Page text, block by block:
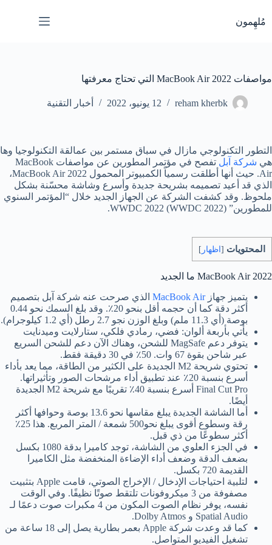
إلى
المحتوى
مُلهِمون
مواصفات MacBook Air 2022 التي تحتاج معرفتها
reham kherbk 12 يونيو، 2022 أخبار التقنية
التطور التكنولوجي مازال في سباق مستمر بين عمالقة التكنولوجيا وها
هي شركة آبل
تفصح في مؤتمر المطورين عن مواصفات MacBook
Air. حيث أنها أطلقت رسمياً الكمبيوتر المحمول MacBook Air 2022،
الذي قد أعيد تصميمه بشريحة جديدة وأسرع وشاشة محسّنة بشكل
ملحوظ. وقد كشفت الشركة عن الجهاز الجديد خلال “المؤتمر السنوي
للمطورين” WWDC 2022 (WWDC 2022).
المحتويات [ اظهار ]
MacBook Air 2022 ما الجديد
يتميز جهاز MacBook Air
الذي صرحت عنه شركة آبل بتصميم
أكثر دقة كما أن حجمه أقل بنحو 20٪. وقد بلغ السمك نحو 0.44
بوصة (أي 11.3 ملم) وبلغ الوزن نجو 2.7 رطل (أي 1.2 كيلوجرام).
يأتي بأربعة ألوان: فضي، رمادي فلكي، ستارلايت وميدنايت
يتوفر دعم MagSafe للشحن، وهناك الآن دعم للشحن السريع
عبر شاحن بقوة 67 وات. 50٪ في 30 دقيقة فقط.
تحتوي شريحة M2 الجديدة على الكثير من الطاقة، مما يعد بأداء
أسرع بنسبة 20٪ عند تطبيق أداء مرشحات الصور وتأثيراتها.
Final Cut Pro أسرع بنسبة 40٪ تقريبًا مع شريحة M2 الجديدة
أيضًا.
أما الشاشة الجديدة يبلغ مقاسها نحو 13.6 بوصة وحوافها أكثر
رقة وسطوع أقوى يبلغ نحو500 شمعة / المتر المربع. هذا 25٪
أكثر سطوعًا من ذي قبل.
في الجزء العلوي من الشاشة، توجد كاميرا بدقة 1080 بكسل
بضعف الدقة وضعف أداء الإضاءة المنخفضة مثل الكاميرا
القديمة 720 بكسل.
لتلبية احتياجات الإدخال / الإخراج الصوتي، قامت Apple بتثبيت
مصفوفة من 3 ميكروفونات تلتقط صوتًا نظيفًا. وفي الوقت
نفسه، يوفر نظام الصوت المكون من 4 مكبرات صوت دعمًا لـ
Spatial Audio و Dolby Atmos.
كما قد وعدت شركة Apple بعمر بطارية يصل إلى 18 ساعة من
تشغيل الفيديو المتواصل.